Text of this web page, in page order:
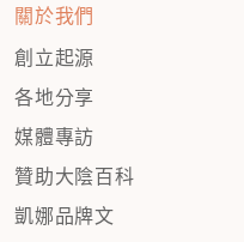
關於我們
創立起源
各地分享
媒體專訪
贊助大陰百科
凱娜品牌文